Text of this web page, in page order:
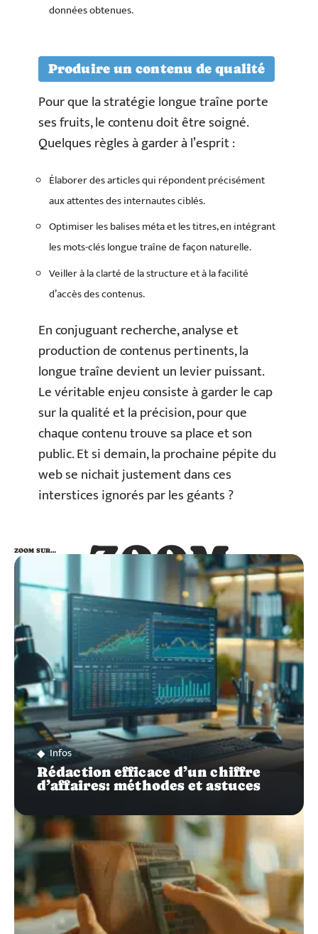
données obtenues.
Produire un contenu de qualité
Pour que la stratégie longue traîne porte
ses fruits, le contenu doit être soigné.
Quelques règles à garder à l’esprit :
Élaborer des articles qui répondent précisément
aux attentes des internautes ciblés.
Optimiser les balises méta et les titres, en intégrant
les mots-clés longue traîne de façon naturelle.
Veiller à la clarté de la structure et à la facilité
d’accès des contenus.
En conjuguant recherche, analyse et
production de contenus pertinents, la
longue traîne devient un levier puissant.
Le véritable enjeu consiste à garder le cap
sur la qualité et la précision, pour que
chaque contenu trouve sa place et son
public. Et si demain, la prochaine pépite du
web se nichait justement dans ces
interstices ignorés par les géants ?
ZOOM
SUR…
ZOOM SUR…
Infos
Rédaction efficace d’un chiffre
d’affaires: méthodes et astuces